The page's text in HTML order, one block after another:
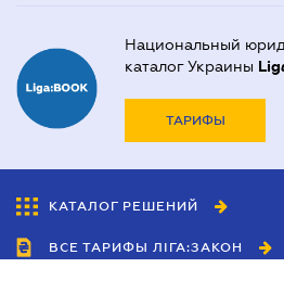
Национальный
каталог Украины
ТАРИФЫ
КАТАЛОГ РЕШЕНИЙ
ВСЕ ТАРИФЫ ЛІГА:ЗАКОН